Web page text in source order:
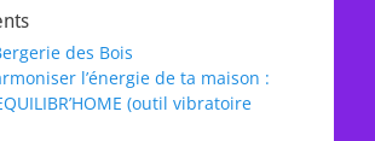
des Bois
l’énergie de ta maison :
(outil vibratoire